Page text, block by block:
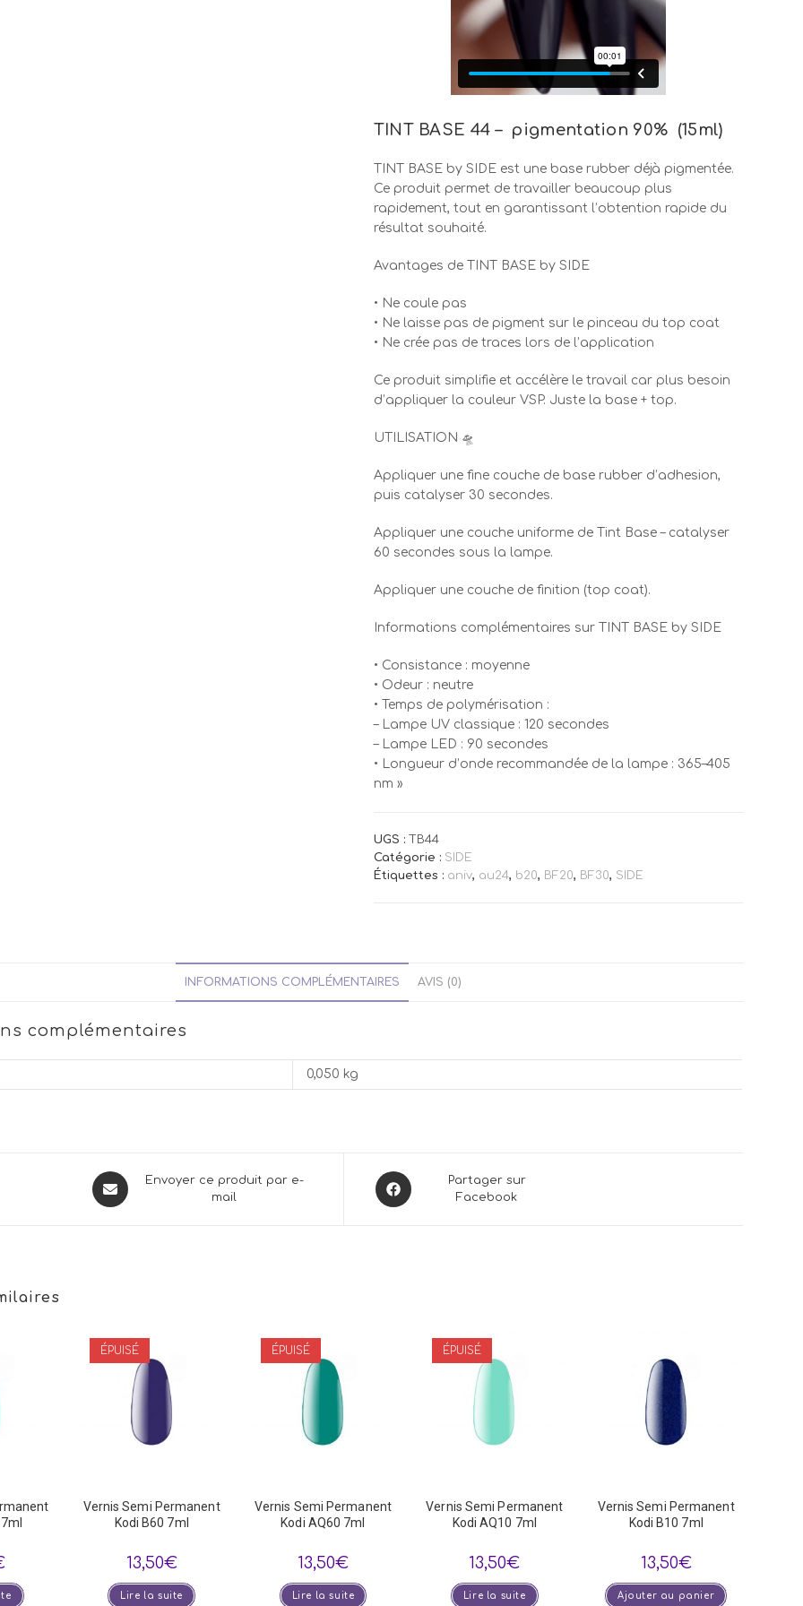
TINT BASE 44 – pigmentation 90% (15ml)
TINT BASE by SIDE est une base rubber déjà pigmentée.
Ce produit permet de travailler beaucoup plus
rapidement, tout en garantissant l’obtention rapide du
résultat souhaité.
Avantages de TINT BASE by SIDE
• Ne coule pas
• Ne laisse pas de pigment sur le pinceau du top coat
• Ne crée pas de traces lors de l’application
Ce produit simplifie et accélère le travail car plus besoin
d’appliquer la couleur VSP. Juste la base + top.
UTILISATION 🛸
Appliquer une fine couche de base rubber d’adhesion,
puis catalyser 30 secondes.
Appliquer une couche uniforme de Tint Base – catalyser
60 secondes sous la lampe.
Appliquer une couche de finition (top coat).
Informations complémentaires sur TINT BASE by SIDE
• Consistance : moyenne
• Odeur : neutre
• Temps de polymérisation :
– Lampe UV classique : 120 secondes
– Lampe LED : 90 secondes
• Longueur d’onde recommandée de la lampe : 365–405
nm »
UGS : TB44
Catégorie : SIDE
Étiquettes : aniv, au24, b20, BF20, BF30, SIDE
INFORMATIONS COMPLÉMENTAIRES AVIS (0)
complémentaires
0,050 kg
Opens
in
Envoyer ce produit par e-
mail
Opens
in
Partager sur
Facebook
ÉPUISÉ
Vernis Semi Permanent
Kodi B60 7ml
13,50€
Lire la suite
ÉPUISÉ
Vernis Semi Permanent
Kodi AQ60 7ml
13,50€
Lire la suite
ÉPUISÉ
Vernis Semi Permanent
Kodi AQ10 7ml
13,50€
Lire la suite
Vernis Semi Permanent
Kodi B10 7ml
13,50€
Ajouter au panier